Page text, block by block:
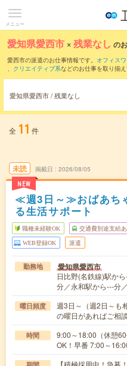
メニュー
愛知県愛西市 ×残業なし の
愛西市の派遣のお仕事情報です。 オフィス
、 クリエイティブ系などのお仕事を取り揃
愛知県愛西市 / 残業なし
全 11 件
未読
NEW
掲載日 2026/08/05
≪週3日～≫おばあち
る生活サポート
職種未経験OK 交通費別途支給あ
WEB登録OK 派遣
勤務地 愛知県愛西市
日比野(名鉄線)駅か
分／永和駅から---分
曜日頻度
週3日～（週2日～も
の曜日があればご相
時間
9:00～18:00（休憩
OK！早番 7:00～